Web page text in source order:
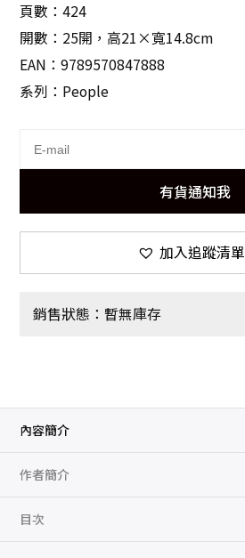
頁數：424
開數：25開，高21×寬14.8cm
EAN：9789570847888
系列：People
有貨通知我
加入追蹤清單
銷售狀態：暫無庫存
內容簡介
作者簡介
目次